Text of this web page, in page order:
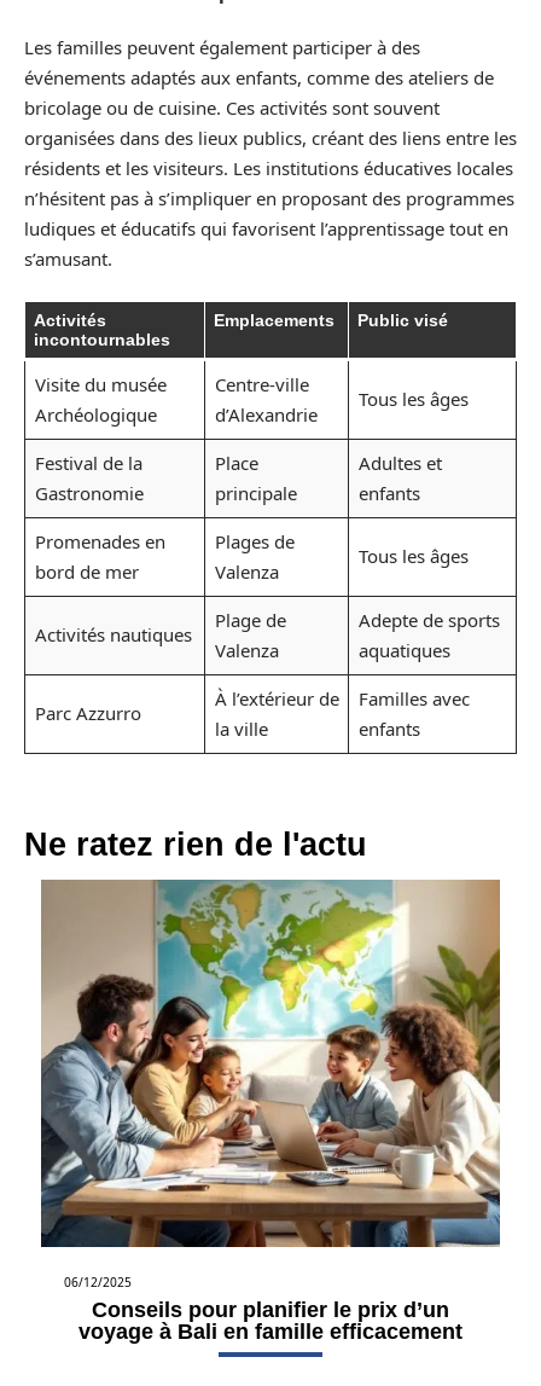
Les familles peuvent également participer à des
événements adaptés aux enfants, comme des ateliers de
bricolage ou de cuisine. Ces activités sont souvent
organisées dans des lieux publics, créant des liens entre les
résidents et les visiteurs. Les institutions éducatives locales
n’hésitent pas à s’impliquer en proposant des programmes
ludiques et éducatifs qui favorisent l’apprentissage tout en
s’amusant.
Activités
incontournables
Emplacements Public visé
Visite du musée
Archéologique
Centre-ville
d’Alexandrie
Tous les âges
Festival de la
Gastronomie
Place
principale
Adultes et
enfants
Promenades en
bord de mer
Plages de
Valenza
Tous les âges
Activités nautiques
Plage de
Valenza
Adepte de sports
aquatiques
Parc Azzurro
À l’extérieur de
la ville
Familles avec
enfants
Ne ratez rien de l'actu
06/12/2025
Conseils pour planifier le prix d’un
voyage à Bali en famille efficacement